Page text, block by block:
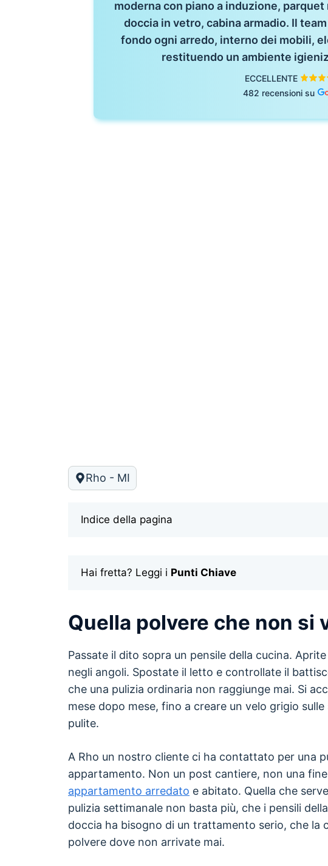
moderna con piano a induzione,
doccia in vetro, cabina armadio. Il
fondo ogni arredo, interno dei mobili,
restituendo un ambiente
ECCELLENTE
482 recensioni su
Rho - MI
Indice della pagina
Hai fretta? Leggi i Punti Chiave
Quella polvere che non si
Passate il dito sopra un pensile della cucina.
negli angoli. Spostate il letto e controllate il
che una pulizia ordinaria non raggiunge mai. Si
mese dopo mese, fino a creare un velo grigio
pulite.
A Rho un nostro cliente ci ha contattato per una
appartamento. Non un post cantiere, non una
appartamento arredato e abitato. Quella che
pulizia settimanale non basta più, che i pensili
doccia ha bisogno di un trattamento serio, che la
polvere dove non arrivate mai.